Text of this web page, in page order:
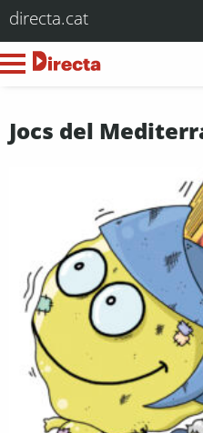
directa.cat
Jocs del